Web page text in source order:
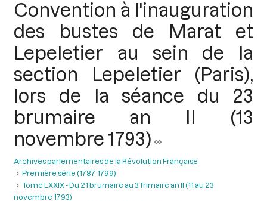
Convention à l'inauguration
des bustes de Marat et
Lepeletier au sein de la
section Lepeletier (Paris),
lors de la séance du 23
brumaire an II (13
novembre 1793)
Archives parlementaires de la Révolution Française
Première série (1787-1799)
Tome LXXIX - Du 21 brumaire au 3 frimaire an II (11 au 23
novembre 1793)